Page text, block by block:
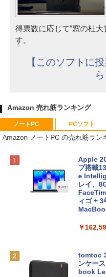
得票数に応じて“窓の杜大
す。
【このソフトに
ら
Amazon 売れ筋ランキング
ノートPC
Amazon ノートPC の売れ筋ラン
Apple
プ搭載
e
レイ、
ィゴ +
￥
tomtoc
ンケー
book
PCソフト